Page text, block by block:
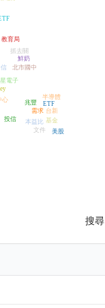
美股
本益比
需求
心
投信
抓去關
基金
ETF
半導體
鮮奶
北市國中
文件
台新
兆豐
電子
教育局
搜尋